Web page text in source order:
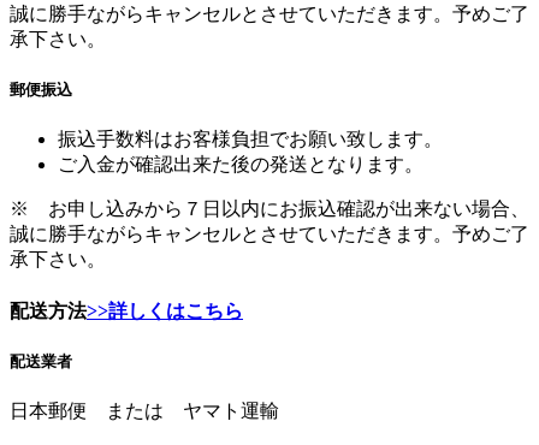
誠に勝手ながらキャンセルとさせていただきます。予めご了
承下さい。
郵便振込
振込手数料はお客様負担でお願い致します。
ご入金が確認出来た後の発送となります。
※ お申し込みから７日以内にお振込確認が出来ない場合、
誠に勝手ながらキャンセルとさせていただきます。予めご了
承下さい。
配送方法>>詳しくはこちら
配送業者
日本郵便 または ヤマト運輸